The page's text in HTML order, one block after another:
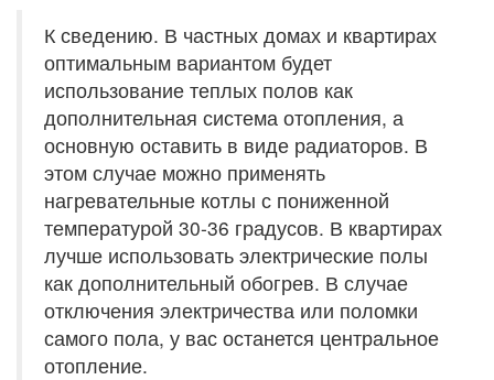
К сведению. В частных домах и квартирах
оптимальным вариантом будет
использование теплых полов как
дополнительная система отопления, а
основную оставить в виде радиаторов. В
этом случае можно применять
нагревательные котлы с пониженной
температурой 30-36 градусов. В квартирах
лучше использовать электрические полы
как дополнительный обогрев. В случае
отключения электричества или поломки
самого пола, у вас останется центральное
отопление.